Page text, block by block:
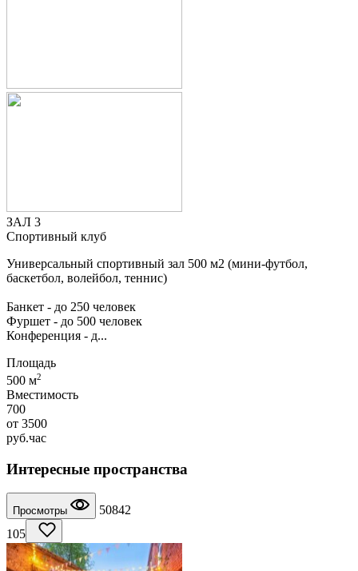
ЗАЛ 3
Спортивный клуб
Универсальный спортивный зал 500 м2 (мини-футбол,
баскетбол, волейбол, теннис)
Банкет - до 250 человек
Фуршет - до 500 человек
Конференция - д...
Площадь
500 м2
Вместимость
700
от 3500
руб.час
Интересные пространства
Просмотры
50842
105